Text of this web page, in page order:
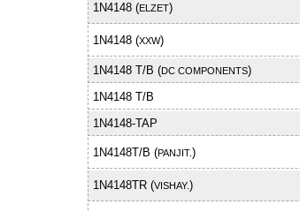
1N4148 (ELZET)
1N4148 (XXW)
1N4148 T/B (DC COMPONENTS)
1N4148 T/B
1N4148-TAP
1N4148T/B (PANJIT.)
1N4148TR (VISHAY.)